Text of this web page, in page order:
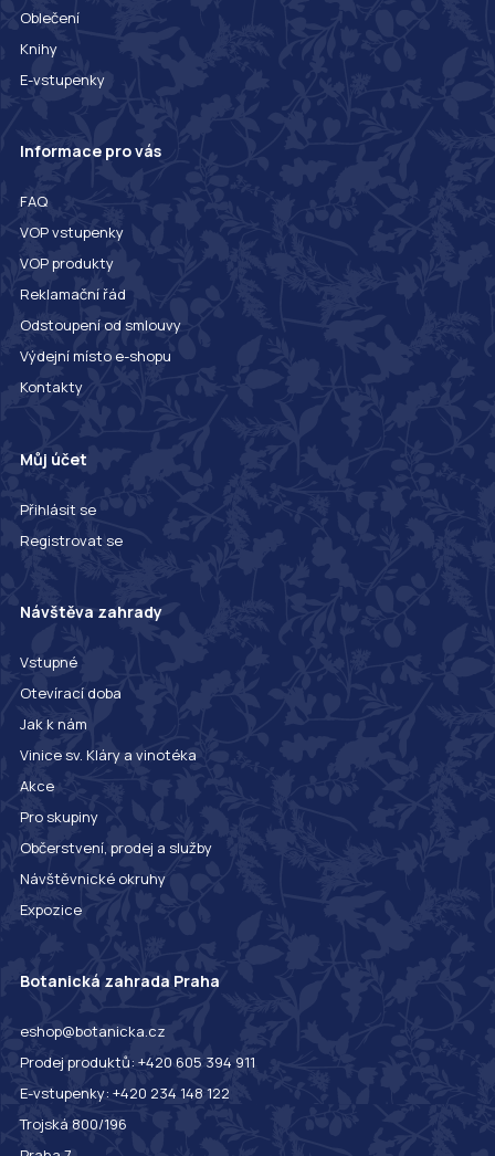
Oblečení
Knihy
E-vstupenky
Informace pro vás
FAQ
VOP vstupenky
VOP produkty
Reklamační řád
Odstoupení od smlouvy
Výdejní místo e-shopu
Kontakty
Můj účet
Přihlásit se
Registrovat se
Návštěva zahrady
Vstupné
Otevírací doba
Jak k nám
Vinice sv. Kláry a vinotéka
Akce
Pro skupiny
Občerstvení, prodej a služby
Návštěvnické okruhy
Expozice
Botanická zahrada Praha
eshop@botanicka.cz
Prodej produktů: +420 605 394 911
E-vstupenky: +420 234 148 122
Trojská 800/196